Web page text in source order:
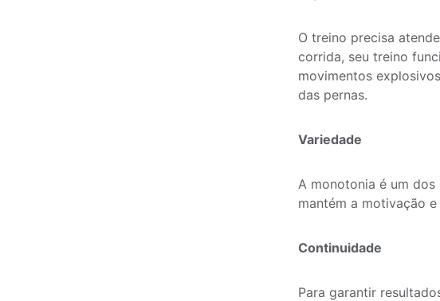
O treino precisa
corrida, seu treino
movimentos
das pernas.
Variedade
A monotonia é um
mantém a motivação
Continuidade
Para garantir